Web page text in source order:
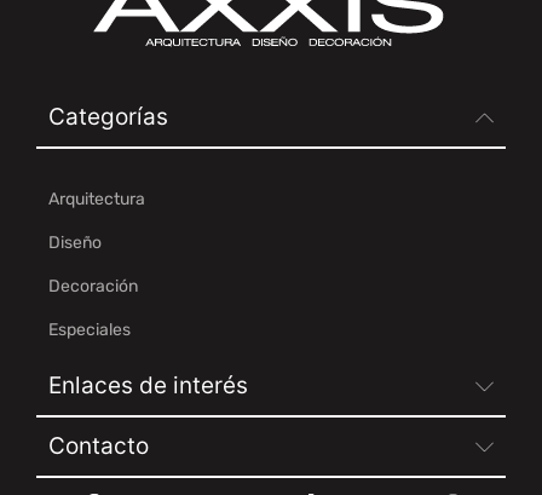
Categorías
Arquitectura
Diseño
Decoración
Especiales
Enlaces de interés
Contacto